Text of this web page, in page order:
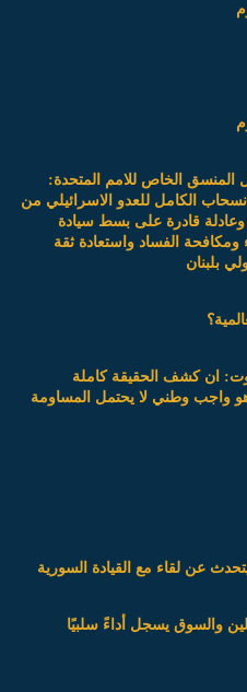
المنسق الخاص للامم المتحدة:
الكامل للعدو الاسرائيلي من
وعادلة قادرة على بسط سيادة
ومكافحة الفساد واستعادة ثقة
بلبنان
ان كشف الحقيقة كاملة
واجب وطني لا يحتمل المساومة
عن لقاء مع القيادة السورية
والسوق يسجل أداءً سلبيًا